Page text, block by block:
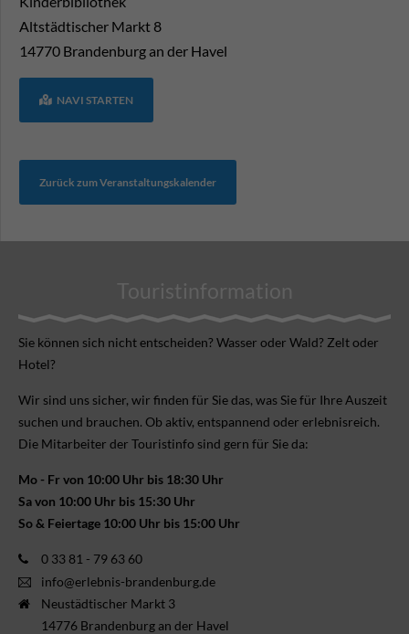
Altstädtischer Markt 8
14770 Brandenburg an der Havel
NAVI STARTEN
Zurück zum Veranstaltungskalender
Touristinformation
Sie können sich nicht ent­scheiden? Wasser oder Wald? Zelt oder
Hotel?
Wir sind uns sicher, wir finden für Sie das, was Sie für Ihre Aus­zeit
suchen und brauchen. Ob aktiv, ent­spannend oder erlebnis­reich.
Die Mitarbeiter der Touristinfo sind gern für Sie da:
Mo - Fr von 10:00 Uhr bis 18:30 Uhr
Sa von 10:00 Uhr bis 15:30 Uhr
So & Feiertage 10:00 Uhr bis 15:00 Uhr
0 33 81 - 79 63 60
info@erlebnis-brandenburg.de
Neustädtischer Markt 3
14776 Brandenburg an der Havel